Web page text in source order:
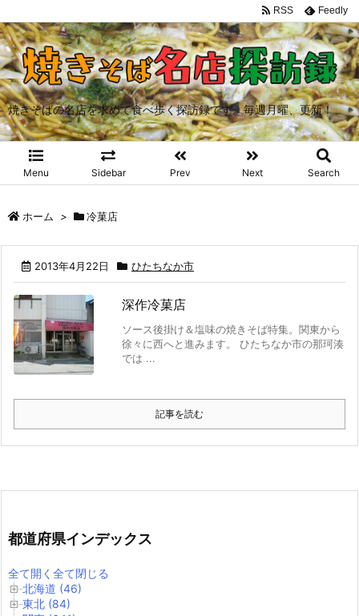
焼きそばの名店を求めて食べ歩く探訪録です。毎週月曜、更新！
Menu Sidebar Prev Next Search
RSS Feedly
ホーム > 冷菓店
2013年4月22日 ひたちなか市
深作冷菓店
ソース後掛け＆塩味の焼きそば特集。関東から
徐々に西へと進みます。 ひたちなか市の那珂湊
では ...
記事を読む
都道府県インデックス
全て開く 全て閉じる
北海道 (46)
東北 (84)